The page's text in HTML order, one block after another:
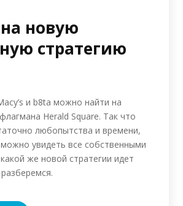
новую
стратегию
и b8ta можно найти на
Herald Square. Так что
любопытства и времени,
увидеть все собственными
же новой стратегии идет